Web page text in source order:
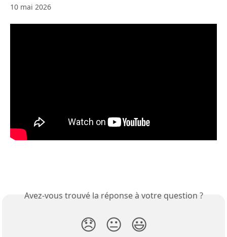
10 mai 2026
Avez-vous trouvé la réponse à votre question ?
😞 😐 😃